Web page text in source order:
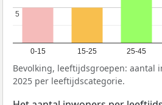
0-15 15-25 25-45
5
5
Bevolking, leeftijdsgroepen: aantal
2025 per leeftijdscategorie.